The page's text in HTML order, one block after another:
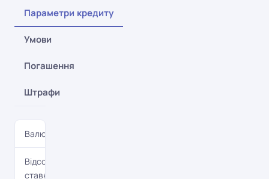
Параметри кредиту
Умови
Погашення
Штрафи
Валюта
Відсоткова
ставка